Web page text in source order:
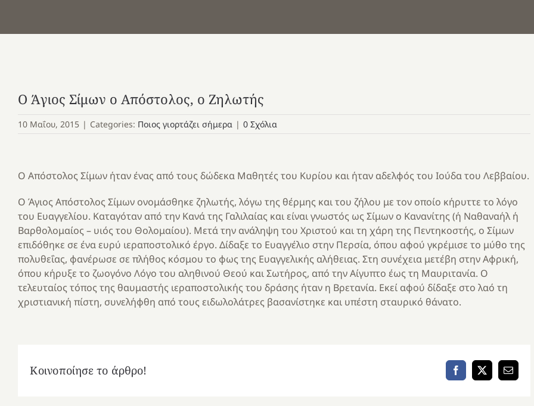
Ο Άγιος Σίμων ο Απόστολος, ο Ζηλωτής
10 Μαΐου, 2015 | Categories: Ποιος γιορτάζει σήμερα | 0 Σχόλια
Ο Απόστολος Σίμων ήταν ένας από τους δώδεκα Μαθητές του Κυρίου και ήταν αδελφός του Ιούδα του Λεββαίου.
Ο Άγιος Απόστολος Σίμων ονομάσθηκε ζηλωτής, λόγω της θέρμης και του ζήλου με τον οποίο κήρυττε το λόγο
του Ευαγγελίου. Καταγόταν από την Κανά της Γαλιλαίας και είναι γνωστός ως Σίμων ο Κανανίτης (ή Ναθαναήλ ή
Βαρθολομαίος – υιός του Θολομαίου). Μετά την ανάληψη του Χριστού και τη χάρη της Πεντηκοστής, ο Σίμων
επιδόθηκε σε ένα ευρύ ιεραποστολικό έργο. Δίδαξε το Ευαγγέλιο στην Περσία, όπου αφού γκρέμισε το μύθο της
πολυθεΐας, φανέρωσε σε πλήθος κόσμου το φως της Ευαγγελικής αλήθειας. Στη συνέχεια μετέβη στην Αφρική,
όπου κήρυξε το ζωογόνο Λόγο του αληθινού Θεού και Σωτήρος, από την Αίγυπτο έως τη Μαυριτανία. Ο
τελευταίος τόπος της θαυμαστής ιεραποστολικής του δράσης ήταν η Βρετανία. Εκεί αφού δίδαξε στο λαό τη
χριστιανική πίστη, συνελήφθη από τους ειδωλολάτρες βασανίστηκε και υπέστη σταυρικό θάνατο.
Κοινοποίησε το άρθρο! Facebook
X Email